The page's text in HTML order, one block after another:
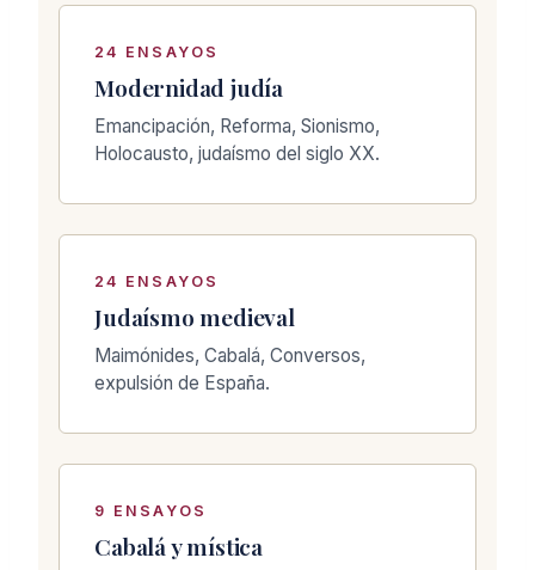
24 ENSAYOS
Modernidad judía
Emancipación, Reforma, Sionismo,
Holocausto, judaísmo del siglo XX.
24 ENSAYOS
Judaísmo medieval
Maimónides, Cabalá, Conversos,
expulsión de España.
9 ENSAYOS
Cabalá y mística